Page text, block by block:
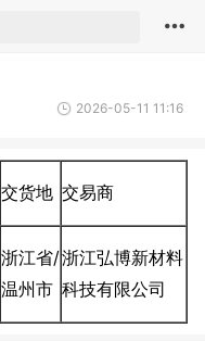
2026-05-11 11:16
交货地 交易商
浙江省/
温州市
浙江弘博新材料
科技有限公司